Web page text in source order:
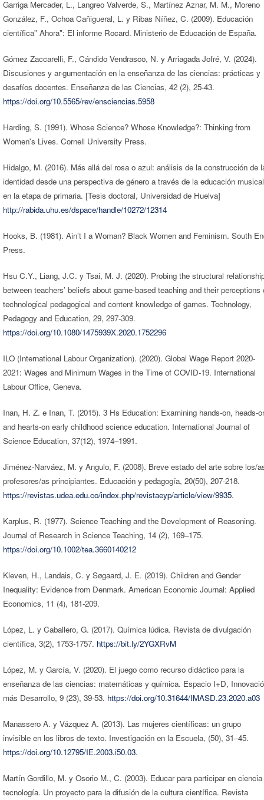
Garriga Mercader, L., Langreo Valverde, S., Martínez Aznar, M. M., Moreno
González, F., Ochoa Cañigueral, L. y Ribas Níñez, C. (2009). Educación
científica" Ahora": El informe Rocard. Ministerio de Educación de España.
Gómez Zaccarelli, F., Cándido Vendrasco, N. y Arriagada Jofré, V. (2024).
Discusiones y ar-gumentación en la enseñanza de las ciencias: prácticas y
desafíos docentes. Enseñanza de las Ciencias, 42 (2), 25-43.
https://doi.org/10.5565/rev/ensciencias.5958
Harding, S. (1991). Whose Science? Whose Knowledge?: Thinking from
Women's Lives. Cornell University Press.
Hidalgo, M. (2016). Más allá del rosa o azul: análisis de la construcción de
identidad desde una perspectiva de género a través de la educación musical
en la etapa de primaria. [Tesis doctoral, Universidad de Huelva]
http://rabida.uhu.es/dspace/handle/10272/12314
Hooks, B. (1981). Ain’t I a Woman? Black Women and Feminism. South
Press.
Hsu C.Y., Liang, J.C. y Tsai, M. J. (2020). Probing the structural
between teachers’ beliefs about game-based teaching and their perceptions
technological pedagogical and content knowledge of games. Technology,
Pedagogy and Education, 29, 297-309.
https://doi.org/10.1080/1475939X.2020.1752296
ILO (International Labour Organization). (2020). Global Wage Report 2020-
2021: Wages and Minimum Wages in the Time of COVID-19. International
Labour Office, Geneva.
Inan, H. Z. e Inan, T. (2015). 3 Hs Education: Examining hands-on, heads-
and hearts-on early childhood science education. International Journal of
Science Education, 37(12), 1974–1991.
Jiménez-Narváez, M. y Angulo, F. (2008). Breve estado del arte sobre los/
profesores/as principiantes. Educación y pedagogía, 20(50), 207-218.
https://revistas.udea.edu.co/index.php/revistaeyp/article/view/9935.
Karplus, R. (1977). Science Teaching and the Development of Reasoning.
Journal of Research in Science Teaching, 14 (2), 169–175.
https://doi.org/10.1002/tea.3660140212
Kleven, H., Landais, C. y Søgaard, J. E. (2019). Children and Gender
Inequality: Evidence from Denmark. American Economic Journal: Applied
Economics, 11 (4), 181-209.
López, L. y Caballero, G. (2017). Química lúdica. Revista de divulgación
científica, 3(2), 1753-1757. https://bit.ly/2YGXRvM
López, M. y García, V. (2020). El juego como recurso didáctico para la
enseñanza de las ciencias: matemáticas y química. Espacio I+D,
más Desarrollo, 9 (23), 39-53. https://doi.org/10.31644/IMASD.23.2020.a03
Manassero A. y Vázquez A. (2013). Las mujeres científicas: un grupo
invisible en los libros de texto. Investigación en la Escuela, (50), 31–45.
https://doi.org/10.12795/IE.2003.i50.03.
Martín Gordillo, M. y Osorio M., C. (2003). Educar para participar en
tecnología. Un proyecto para la difusión de la cultura científica. Revista